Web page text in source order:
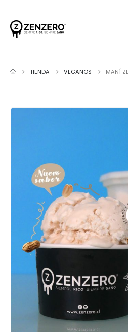
TIENDA VEGANOS MANÍ